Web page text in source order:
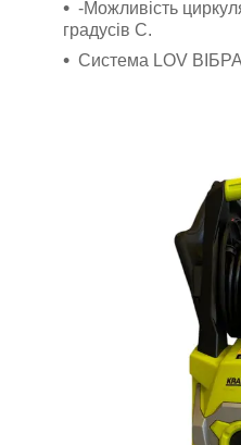
-Можливість
градусів C.
Система LOV